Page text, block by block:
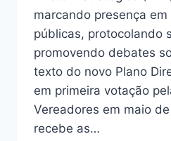
marcando presença
públicas, protocolando
promovendo debates
texto do novo Plano
em primeira votação
Vereadores em maio
recebe as…